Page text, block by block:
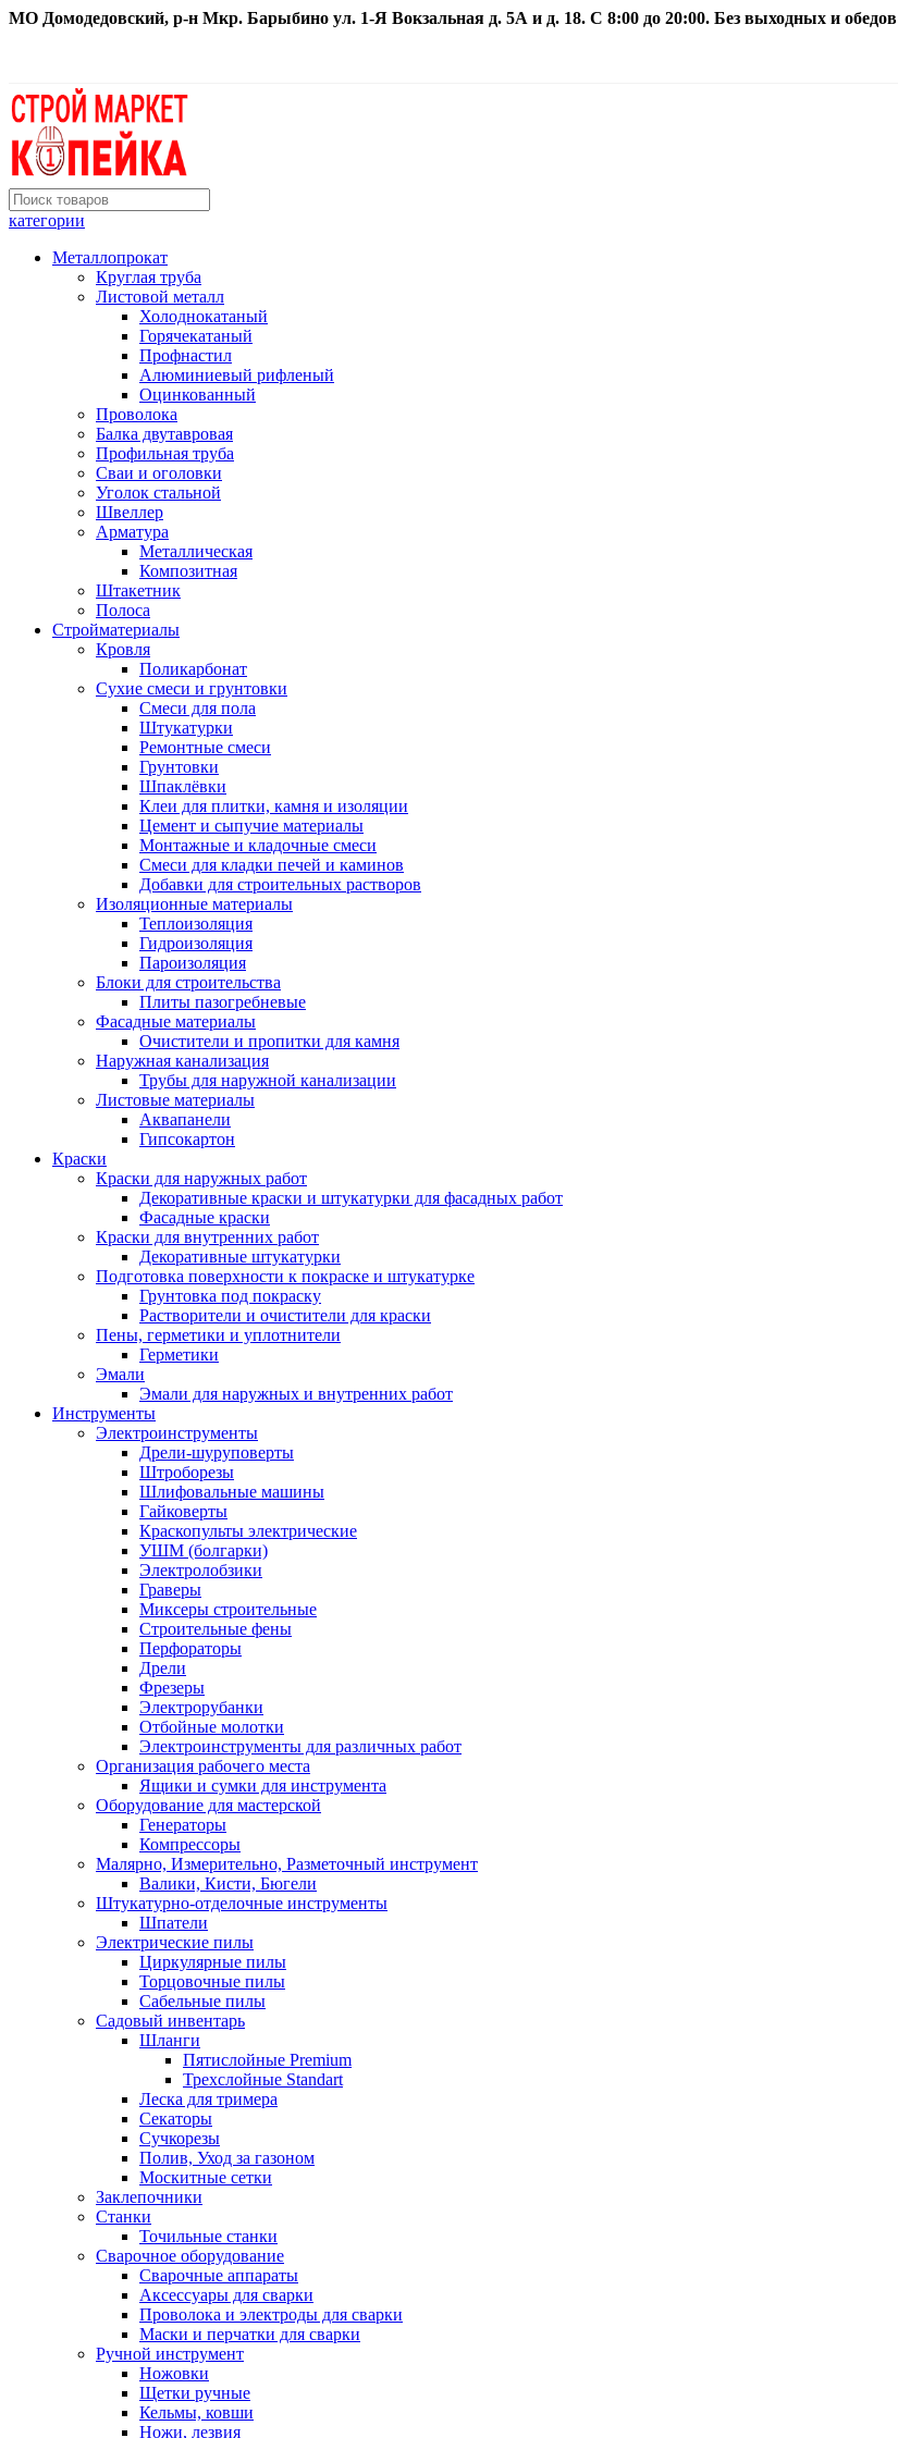
МО Домодедовский, р-н Мкр. Барыбино ул. 1-Я Вокзальная д. 5А и д. 18. С 8:00 до 20:00. Без выходных и обедов
категории
Металлопрокат
Круглая труба
Листовой металл
Холоднокатаный
Горячекатаный
Профнастил
Алюминиевый рифленый
Оцинкованный
Проволока
Балка двутавровая
Профильная труба
Сваи и оголовки
Уголок стальной
Швеллер
Арматура
Металлическая
Композитная
Штакетник
Полоса
Стройматериалы
Кровля
Поликарбонат
Сухие смеси и грунтовки
Смеси для пола
Штукатурки
Ремонтные смеси
Грунтовки
Шпаклёвки
Клеи для плитки, камня и изоляции
Цемент и сыпучие материалы
Монтажные и кладочные смеси
Смеси для кладки печей и каминов
Добавки для строительных растворов
Изоляционные материалы
Теплоизоляция
Гидроизоляция
Пароизоляция
Блоки для строительства
Плиты пазогребневые
Фасадные материалы
Очистители и пропитки для камня
Наружная канализация
Трубы для наружной канализации
Листовые материалы
Аквапанели
Гипсокартон
Краски
Краски для наружных работ
Декоративные краски и штукатурки для фасадных работ
Фасадные краски
Краски для внутренних работ
Декоративные штукатурки
Подготовка поверхности к покраске и штукатурке
Грунтовка под покраску
Растворители и очистители для краски
Пены, герметики и уплотнители
Герметики
Эмали
Эмали для наружных и внутренних работ
Инструменты
Электроинструменты
Дрели-шуруповерты
Штроборезы
Шлифовальные машины
Гайковерты
Краскопульты электрические
УШМ (болгарки)
Электролобзики
Граверы
Миксеры строительные
Строительные фены
Перфораторы
Дрели
Фрезеры
Электрорубанки
Отбойные молотки
Электроинструменты для различных работ
Организация рабочего места
Ящики и сумки для инструмента
Оборудование для мастерской
Генераторы
Компрессоры
Малярно, Измерительно, Разметочный инструмент
Валики, Кисти, Бюгели
Штукатурно-отделочные инструменты
Шпатели
Электрические пилы
Циркулярные пилы
Торцовочные пилы
Сабельные пилы
Садовый инвентарь
Шланги
Пятислойные Premium
Трехслойные Standart
Леска для тримера
Секаторы
Сучкорезы
Полив, Уход за газоном
Москитные сетки
Заклепочники
Станки
Точильные станки
Сварочное оборудование
Сварочные аппараты
Аксессуары для сварки
Проволока и электроды для сварки
Маски и перчатки для сварки
Ручной инструмент
Ножовки
Щетки ручные
Кельмы, ковши
Ножи, лезвия